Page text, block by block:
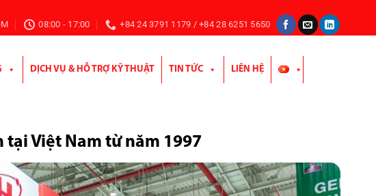
08:00 - 17:00 +84 24 3791 1179 / +84 28 6251 5650
DỊCH VỤ & HỖ TRỢ KỸ THUẬT TIN TỨC LIÊN HỆ
Việt Nam từ năm 1997